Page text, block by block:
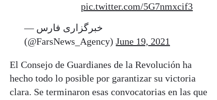
pic.twitter.com/5G7nmxcif3
— خبرگزاری فارس
(@FarsNews_Agency) June 19, 2021
El Consejo de Guardianes de la Revolución ha
hecho todo lo posible por garantizar su victoria
clara. Se terminaron esas convocatorias en las que